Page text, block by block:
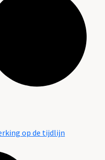
op de tijdlijn